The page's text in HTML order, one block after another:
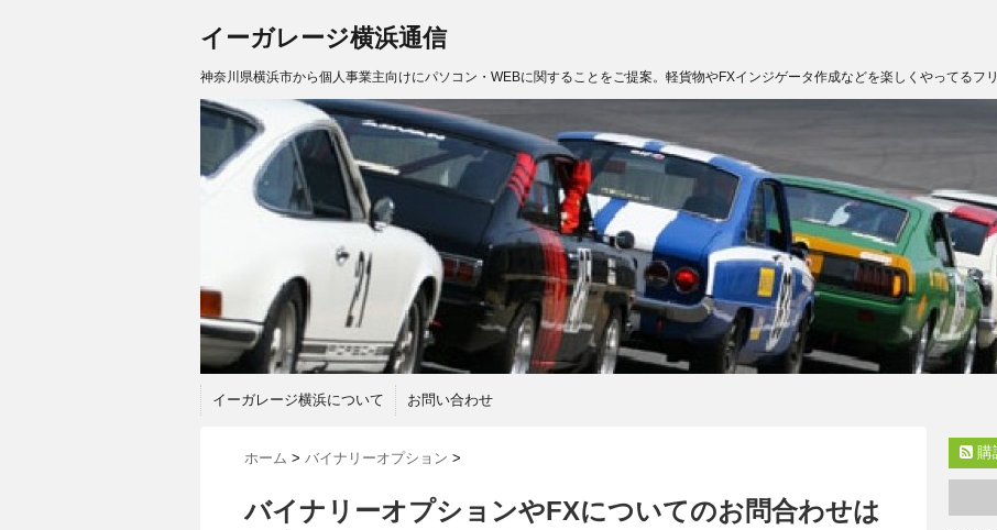
イーガレージ横浜通信
神奈川県横浜市から個人事業主向けにパソコン・WEBに関することをご提案。軽貨物やFXインジゲータ作成などを楽しくやってるフリ
イーガレージ横浜について お問い合わせ
ホーム > バイナリーオプション >
バイナリーオプションやFXについてのお問合わせは
購